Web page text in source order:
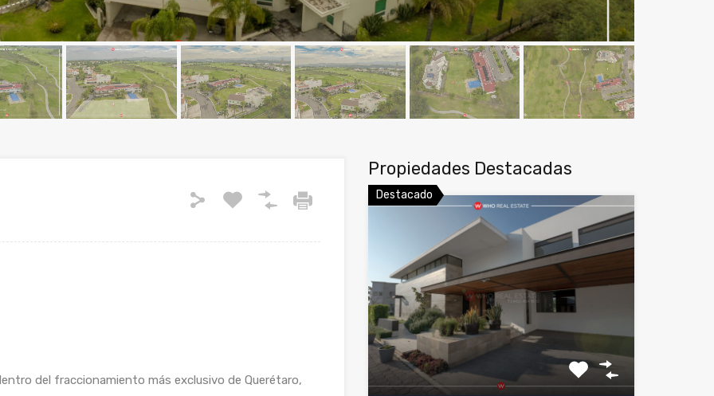
del fraccionamiento más exclusivo de Querétaro,
Propiedades Destacadas
Destacado